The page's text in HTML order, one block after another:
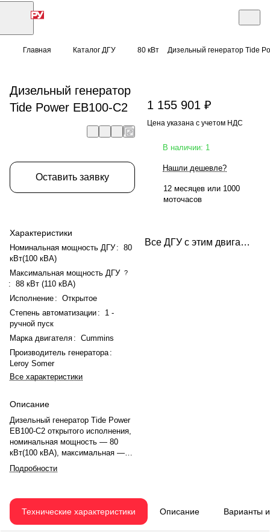
Главная Каталог ДГУ 80 кВт Дизельный генератор Tide
Дизельный генератор
Tide Power EB100-C2
Оставить заявку
Характеристики
Номинальная мощность ДГУ : 80
кВт(100 кВА)
Максимальная мощность ДГУ ?
: 88 кВт (110 кВА)
Исполнение : Открытое
Степень автоматизации :
1 -
ручной пуск
Марка двигателя : Cummins
Производитель генератора :
Leroy Somer
Все характеристики
Описание
Дизельный генератор Tide Power
EB100-C2 открытого исполнения,
номинальная мощность — 80
кВт(100 кВА), максимальная —
88 кВт (110 кВА). Двигатель
Cummins 6BT5.9-G2, рядное, 6.0-
оборотов. Номинальная
мощность двигателя — 86 кВт.
Подробности
1 155 901 ₽
Цена указана с учетом НДС
В наличии: 1
Нашли дешевле?
12 месяцев или 1000
моточасов
Все ДГУ с этим двигателем
Технические характеристики Описание Варианты